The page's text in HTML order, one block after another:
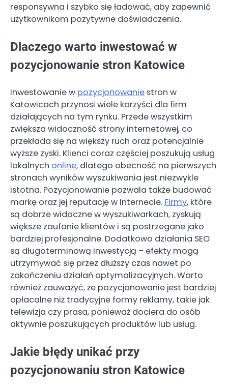
responsywna i szybko się ładować, aby zapewnić
użytkownikom pozytywne doświadczenia.
Dlaczego warto inwestować w
pozycjonowanie stron Katowice
Inwestowanie w pozycjonowanie stron w
Katowicach przynosi wiele korzyści dla firm
działających na tym rynku. Przede wszystkim
zwiększa widoczność strony internetowej, co
przekłada się na większy ruch oraz potencjalnie
wyższe zyski. Klienci coraz częściej poszukują usług
lokalnych online, dlatego obecność na pierwszych
stronach wyników wyszukiwania jest niezwykle
istotna. Pozycjonowanie pozwala także budować
markę oraz jej reputację w Internecie. Firmy, które
są dobrze widoczne w wyszukiwarkach, zyskują
większe zaufanie klientów i są postrzegane jako
bardziej profesjonalne. Dodatkowo działania SEO
są długoterminową inwestycją – efekty mogą
utrzymywać się przez dłuższy czas nawet po
zakończeniu działań optymalizacyjnych. Warto
również zauważyć, że pozycjonowanie jest bardziej
opłacalne niż tradycyjne formy reklamy, takie jak
telewizja czy prasa, ponieważ dociera do osób
aktywnie poszukujących produktów lub usług.
Jakie błędy unikać przy
pozycjonowaniu stron Katowice